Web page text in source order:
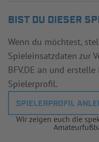
BIST DU DIESER
Wenn du möchtest,
Spieleinsatzdaten zur
BFV.DE an und
Spielerprofil.
SPIELERPROFIL
Wir zeigen euch die